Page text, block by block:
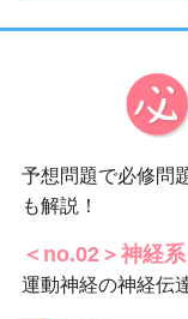
予想問題で必修問
も解説！
＜no.02＞神経系
運動神経の神経伝